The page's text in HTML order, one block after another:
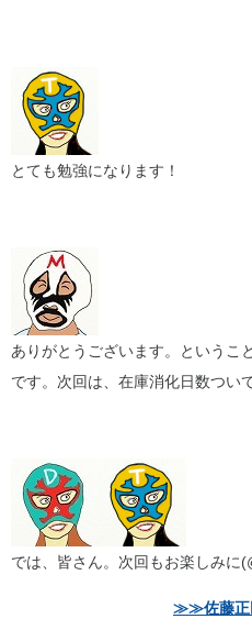
とても勉強になります！
ありがとうございます。というこ
です。次回は、在庫消化日数つい
では、皆さん。次回もお楽しみに
≫≫佐藤正